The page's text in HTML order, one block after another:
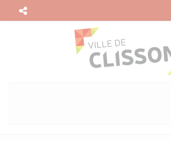
Panneau de gestion des cookies